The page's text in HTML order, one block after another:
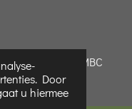
Door
u hiermee
van MBC